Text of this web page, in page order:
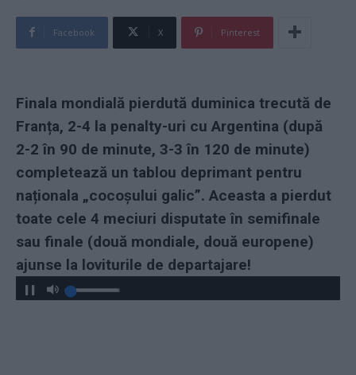
Facebook X Pinterest
Finala mondială pierdută duminica trecută de
Franța, 2-4 la penalty-uri cu Argentina (după
2-2 în 90 de minute, 3-3 în 120 de minute)
completează un tablou deprimant pentru
naționala „cocoșului galic”. Aceasta a pierdut
toate cele 4 meciuri disputate în semifinale
sau finale (două mondiale, două europene)
ajunse la loviturile de departajare!